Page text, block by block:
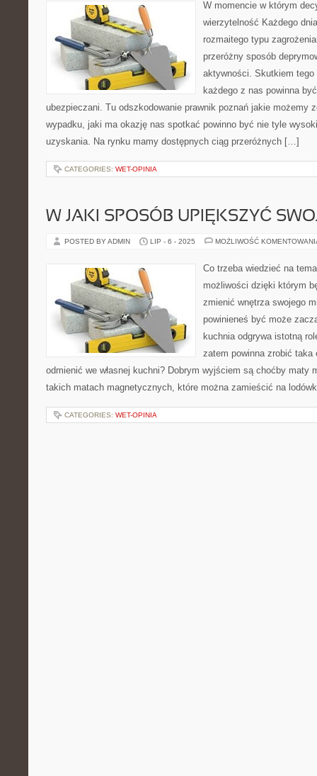
W momencie w którym
wierzytelność Każdego
rozmaitego typu
przeróżny sposób
aktywności. Skutkiem
każdego z nas powinna
ubezpieczani. Tu odszkodowanie prawnik poznań jakie możemy
wypadku, jaki ma okazję nas spotkać powinno być nie tyle
uzyskania. Na rynku mamy dostępnych ciąg przeróżnych […]
CATEGORIES: WET-OPINIA
W JAKI SPOSÓB UPIĘKSZYĆ
POSTED BY ADMIN LIP - 6 - 2025 MOŻLIWOŚĆ
Co trzeba wiedzieć na
możliwości dzięki którym
zmienić wnętrza swojego
powinieneś być może
kuchnia odgrywa istotną
zatem powinna zrobić taka
odmienić we własnej kuchni? Dobrym wyjściem są choćby maty
takich matach magnetycznych, które można zamieścić na
CATEGORIES: WET-OPINIA